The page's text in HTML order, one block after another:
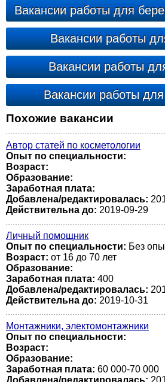
Вакансии работы для
Вакансии работы
Вакансии работы
Вакансии работы
Похожие вакансии
Автор статей по косметологии
Опыт по специальности:
Возраст:
Образование:
Заработная плата:
Добавлена/редактировалась:
Действительна до: 2019-09-29
Личный помощник
Опыт по специальности: Без
Возраст: от 16 до 70 лет
Образование:
Заработная плата: 400
Добавлена/редактировалась:
Действительна до: 2019-10-31
Монтажники, электомонтажники
Опыт по специальности:
Возраст:
Образование:
Заработная плата: 60 000-70 000
Добавлена/редактировалась: